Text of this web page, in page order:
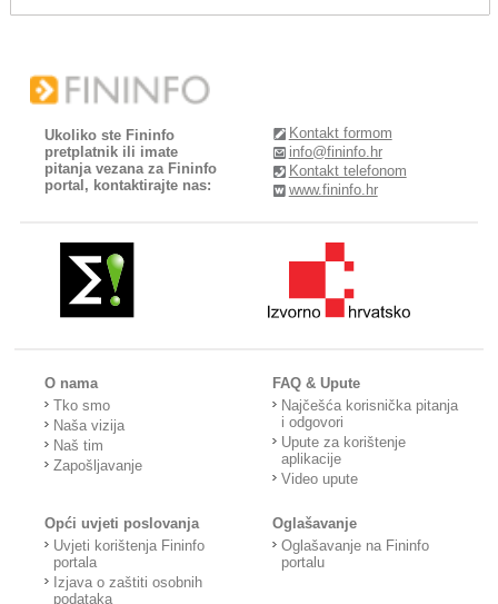
Ukoliko ste Fininfo
pretplatnik ili imate
pitanja vezana za Fininfo
portal, kontaktirajte nas:
Kontakt formom
info@fininfo.hr
Kontakt telefonom
www.fininfo.hr
O nama
Tko smo
Naša vizija
Naš tim
Zapošljavanje
FAQ & Upute
Najčešća korisnička pitanja
i odgovori
Upute za korištenje
aplikacije
Video upute
Opći uvjeti poslovanja
Uvjeti korištenja Fininfo
portala
Izjava o zaštiti osobnih
podataka
Oglašavanje
Oglašavanje na Fininfo
portalu